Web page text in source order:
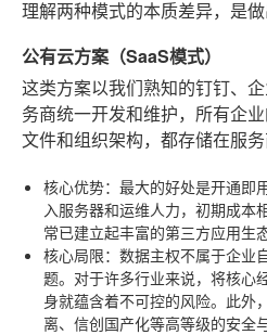
理解两种模式的本质差异，是做
公有云方案（SaaS模式）
这类方案以我们熟知的钉钉、
务商统一开发和维护，所有企
文件和组织架构，都存储在服务
核心优势：最大的好处是开通即
入服务器和运维人力，初期成本
常已建立起丰富的第三方应用生态
核心局限：数据主权不属于企业
题。对于许多行业来说，将核心
身就蕴含着不可控的风险。此外
离、信创国产化等高等级的安全